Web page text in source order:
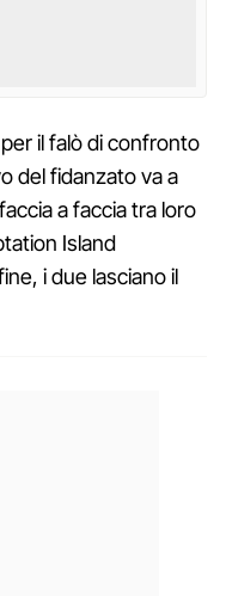
per il falò di confronto
del fidanzato va a
a faccia tra loro
Island
i due lasciano il